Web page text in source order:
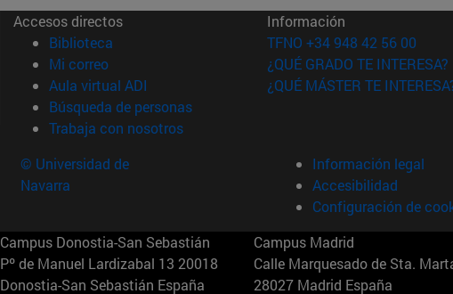
Accesos directos
Biblioteca (abre en nueva ventana)
Mi correo(abre en nueva ventana)
Aula virtual ADI (abre en nueva ventana)
Búsqueda de personas(abre en nueva ventana)
Trabaja con nosotros(abre en nueva ventana)
Información
TFNO +34 948 42 56 00
¿QUÉ GRADO TE INTERESA?
¿QUÉ MÁSTER TE
© Universidad de
Navarra
Información legal
Accesibilidad
Configuración de
Campus Donostia-San Sebastián
Pº de Manuel Lardizabal 13 20018
Donostia-San Sebastián España
Campus Madrid
Calle Marquesado de Sta.
28027 Madrid España